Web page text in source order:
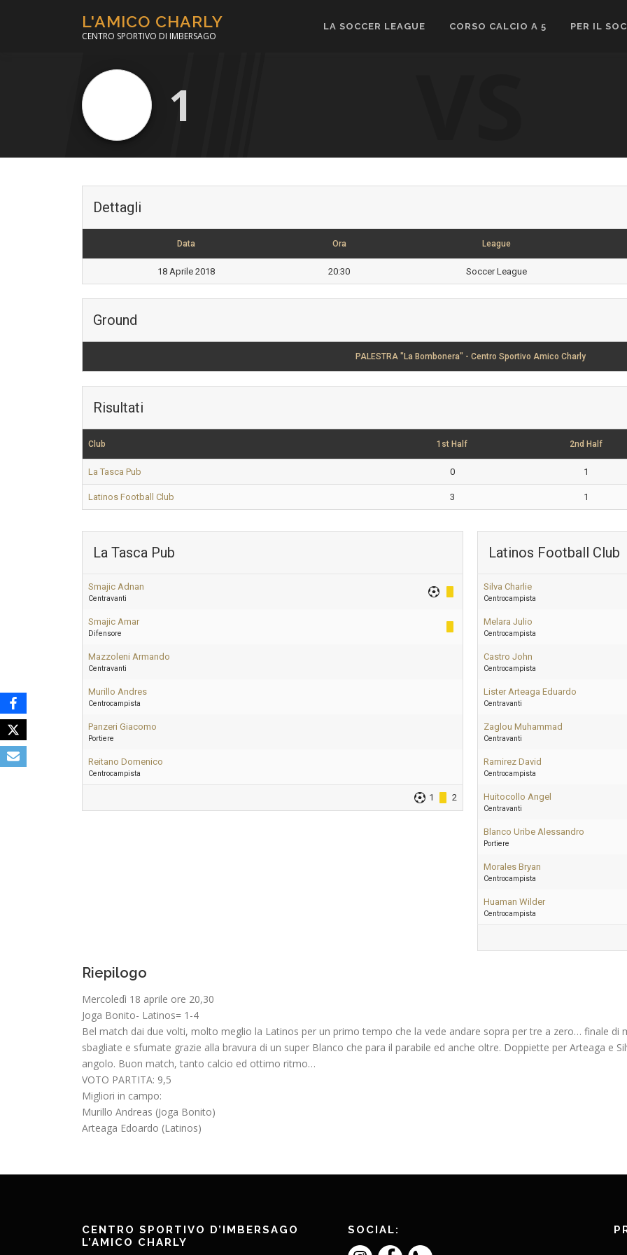
L'AMICO CHARLY
CENTRO SPORTIVO DI IMBERSAGO
LA SOCCER LEAGUE CORSO CALCIO A 5 PER IL
1
Dettagli
Data Ora League
18 Aprile 2018 20:30 Soccer League
Ground
PALESTRA "La Bombonera" - Centro Sportivo Amico Charly
Risultati
Club 1st Half 2nd Half
La Tasca Pub 0 1
Latinos Football Club 3 1
La Tasca Pub
Smajic Adnan
Centravanti
Smajic Amar
Difensore
Mazzoleni Armando
Centravanti
Murillo Andres
Centrocampista
Panzeri Giacomo
Portiere
Reitano Domenico
Centrocampista
1 2
Latinos Football Club
Silva Charlie
Centrocampista
Melara Julio
Centrocampista
Castro John
Centrocampista
Lister Arteaga Eduardo
Centravanti
Zaglou Muhammad
Centravanti
Ramirez David
Centrocampista
Huitocollo Angel
Centravanti
Blanco Uribe Alessandro
Portiere
Morales Bryan
Centrocampista
Huaman Wilder
Centrocampista
Riepilogo
Mercoledì 18 aprile ore 20,30
Joga Bonito- Latinos= 1-4
Bel match dai due volti, molto meglio la Latinos per un primo tempo che la vede andare sopra per tre a zero… finale di
sbagliate e sfumate grazie alla bravura di un super Blanco che para il parabile ed anche oltre. Doppiette per Arteaga e
angolo. Buon match, tanto calcio ed ottimo ritmo…
VOTO PARTITA: 9,5
Migliori in campo:
Murillo Andreas (Joga Bonito)
Arteaga Edoardo (Latinos)
CENTRO SPORTIVO D’IMBERSAGO
L’AMICO CHARLY
SOCIAL: